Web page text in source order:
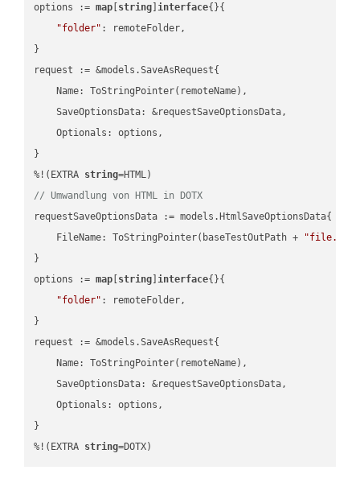
options := map string ]interface{}{
"folder" : remoteFolder,
}
request := &models.SaveAsRequest{
    Name: ToStringPointer(remoteName),
    SaveOptionsData: &requestSaveOptionsData,
    Optionals: options,
}
%!(EXTRA string
// Umwandlung von HTML in DOTX
requestSaveOptionsData := models.HtmlSaveOptionsData{
    FileName: ToStringPointer(baseTestOutPath +
}
options := map string ]interface{}{
"folder" : remoteFolder,
}
request := &models.SaveAsRequest{
    Name: ToStringPointer(remoteName),
    SaveOptionsData: &requestSaveOptionsData,
    Optionals: options,
}
%!(EXTRA string=DOTX)